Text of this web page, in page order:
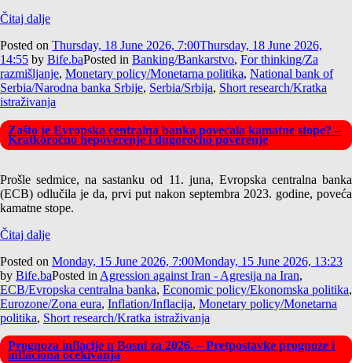
Čitaj dalje
Posted on Thursday, 18 June 2026, 7:00Thursday, 18 June 2026,
14:55 by Bife.baPosted in Banking/Bankarstvo, For thinking/Za
razmišljanje, Monetary policy/Monetarna politika, National bank of
Serbia/Narodna banka Srbije, Serbia/Srbija, Short research/Kratka
istraživanja
Zašto je Evropska centralna banka povećala kamatne stope? –
Kratkoročno nepoverenje i dugoročno poverenje
Prošle sedmice, na sastanku od 11. juna, Evropska centralna banka
(ECB) odlučila je da, prvi put nakon septembra 2023. godine, poveća
kamatne stope.
Čitaj dalje
Posted on Monday, 15 June 2026, 7:00Monday, 15 June 2026, 13:23
by Bife.baPosted in Agression against Iran - Agresija na Iran,
ECB/Evropska centralna banka, Economic policy/Ekonomska politika,
Eurozone/Zona eura, Inflation/Inflacija, Monetary policy/Monetarna
politika, Short research/Kratka istraživanja
Prognoza inflacije u Bosni za 2026. – Pretpostavke prognoze i
inflaciona očekivanja